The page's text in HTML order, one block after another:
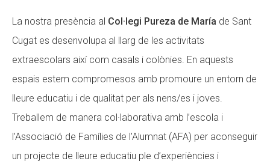
La nostra presència al Col·legi Pureza de María de Sant
Cugat es desenvolupa al llarg de les activitats
extraescolars així com casals i colònies. En aquests
espais estem compromesos amb promoure un entorn de
lleure educatiu i de qualitat per als nens/es i joves.
Treballem de manera col·laborativa amb l’escola i
l’Associació de Famílies de l’Alumnat (AFA) per aconseguir
un projecte de lleure educatiu ple d’experiències i
CONEIX FUNDESPLAI
L'equip